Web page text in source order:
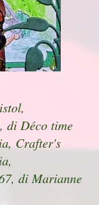
di Déco time
Crafter's
di Marianne